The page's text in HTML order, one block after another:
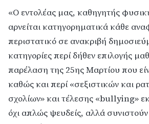
«Ο εντολέας μας, καθηγητής
αρνείται κατηγορηματικά κάθε
περιστατικό σε ανακριβή
κατηγορίες περί δήθεν επιλογής
παρέλαση της 25ης Μαρτίου που
καθώς και περί «σεξιστικών και
σχολίων» και τέλεσης «bullying»
όχι απλώς ψευδείς, αλλά